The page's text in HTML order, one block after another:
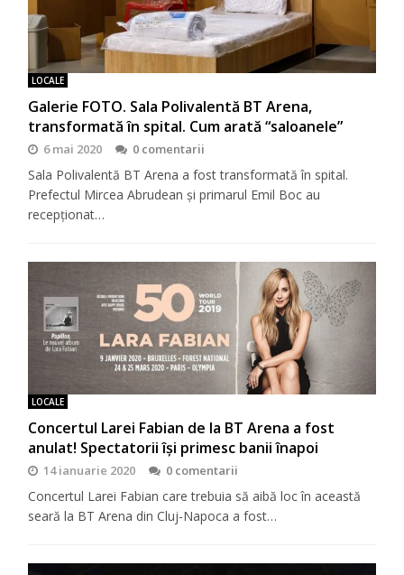
LOCALE
Galerie FOTO. Sala Polivalentă BT Arena,
transformată în spital. Cum arată “saloanele”
6 mai 2020 0 comentarii
Sala Polivalentă BT Arena a fost transformată în spital.
Prefectul Mircea Abrudean şi primarul Emil Boc au
recepţionat…
LOCALE
Concertul Larei Fabian de la BT Arena a fost
anulat! Spectatorii își primesc banii înapoi
14 ianuarie 2020 0 comentarii
Concertul Larei Fabian care trebuia să aibă loc în această
seară la BT Arena din Cluj-Napoca a fost…